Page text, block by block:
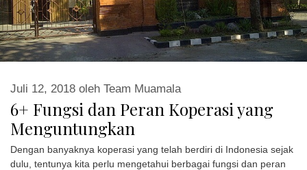
6+ Fungsi dan Peran Koperasi yang
Menguntungkan
Juli 12, 2018 oleh Team Muamala
Dengan banyaknya koperasi yang telah berdiri di Indonesia sejak
dulu, tentunya kita perlu mengetahui berbagai fungsi dan peran